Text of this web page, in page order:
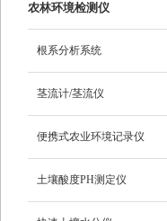
农林环境检测仪
根系分析系统
茎流计/茎流仪
便携式农业环境记录仪
土壤酸度PH测定仪